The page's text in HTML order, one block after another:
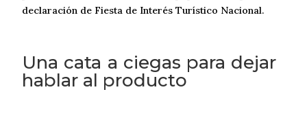
declaración de Fiesta de Interés Turístico Nacional.
Una cata a ciegas para dejar
hablar al producto